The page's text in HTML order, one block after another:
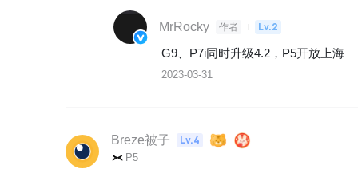
MrRocky 作者
Lv.2
G9、P7i同时升级4.2，P5开放上海
2023-03-31
Breze被子 Lv.4
P5